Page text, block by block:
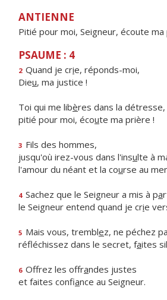
ANTIENNE
Pitié pour moi, Seigneur, écoute ma
PSAUME : 4
2 Quand je crie, réponds-moi,
Dieu, ma justice !
Toi qui me libères dans la détresse,
pitié pour moi, écoute ma prière !
3 Fils des hommes,
jusqu'où irez-vous dans l'insulte à
l'amour du néant et la course au
4 Sachez que le Seigneur a mis à pa
le Seigneur entend quand je crie
5 Mais vous, tremblez, ne péchez
réfléchissez dans le secret, faites
6 Offrez les offrandes justes
et faites confiance au Seigneur.